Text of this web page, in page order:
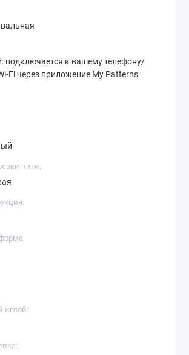
подключается к вашему телефону/
Fi через приложение My Patterns
нити:
иглой: